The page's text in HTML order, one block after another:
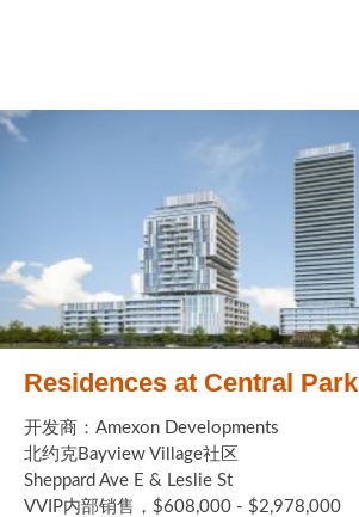
Residences at Central Park
开发商：Amexon Developments
北约克Bayview Village社区
Sheppard Ave E & Leslie St
VVIP内部销售，$608,000 - $2,978,000